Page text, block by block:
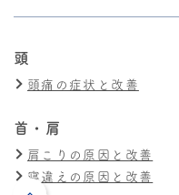
頭
頭痛の症状と改善
首・肩
肩こりの原因と改善
寝違えの原因と改善